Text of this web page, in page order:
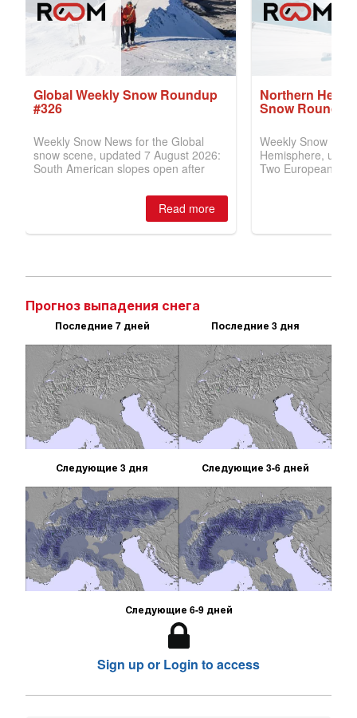
Прогноз выпадения снега
Последние 7 дней Последние 3 дня
Следующие 3 дня Следующие 3-6 дней
Следующие 6-9 дней
Sign up or Login to access